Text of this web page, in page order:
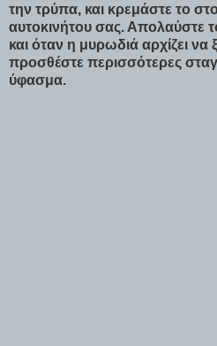
την τρύπα, και κρεμάστε το
αυτοκινήτου σας. Απολαύστε
και όταν η μυρωδιά αρχίζει να
προσθέστε περισσότερες
ύφασμα.